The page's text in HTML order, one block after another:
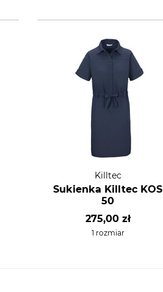
Killtec
Sukienka Killtec KOS
50
275,00 zł
1 rozmiar